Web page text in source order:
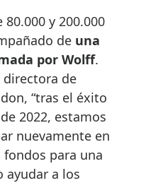
y 200.000
de una
por Wolff.
directora de
“tras el éxito
2022, estamos
nuevamente en
para una
ayudar a los